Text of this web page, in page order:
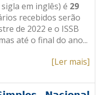
em inglês) é 29
recebidos serão
de 2022 e o ISSB
até o final do ano...
[Ler mais]